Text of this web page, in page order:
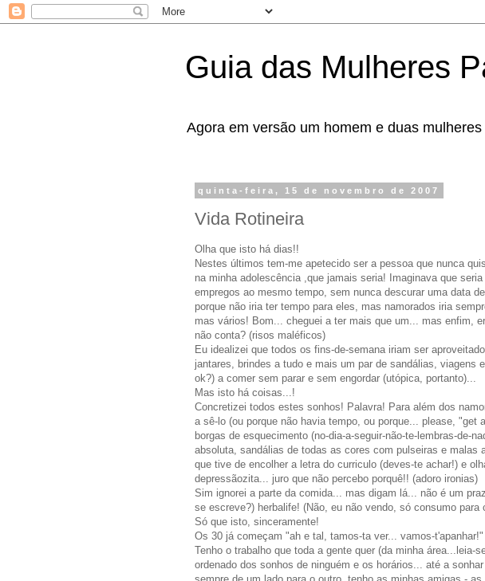
Guia das Mulheres
Agora em versão um homem e duas
quinta-feira, 15 de novembro de 2007
Vida Rotineira
Olha que isto há dias!!
Nestes últimos tem-me apetecido ser a pessoa que nunca
na minha adolescência ,que jamais seria! Imaginava que
empregos ao mesmo tempo, sem nunca descurar uma data
porque não iria ter tempo para eles, mas namorados iria
mas vários! Bom... cheguei a ter mais que um... mas enfim,
não conta? (risos maléficos)
Eu idealizei que todos os fins-de-semana iriam ser
jantares, brindes a tudo e mais um par de sandálias, viagens
ok?) a comer sem parar e sem engordar (utópica, portanto)...
Mas isto há coisas...!
Concretizei todos estes sonhos! Palavra! Para além dos
a sê-lo (ou porque não havia tempo, ou porque... please, "get
borgas de esquecimento (no-dia-a-seguir-não-te-lembras-de-
absoluta, sandálias de todas as cores com pulseiras e malas
que tive de encolher a letra do curriculo (deves-te achar!) e
depressãozita... juro que não percebo porquê!! (adoro ironias)
Sim ignorei a parte da comida... mas digam lá... não é um
se escreve?) herbalife! (Não, eu não vendo, só consumo para
Só que isto, sinceramente!
Os 30 já começam "ah e tal, tamos-ta ver... vamos-
Tenho o trabalho que toda a gente quer (da minha área...leia-
ordenado dos sonhos de ninguém e os horários... até a